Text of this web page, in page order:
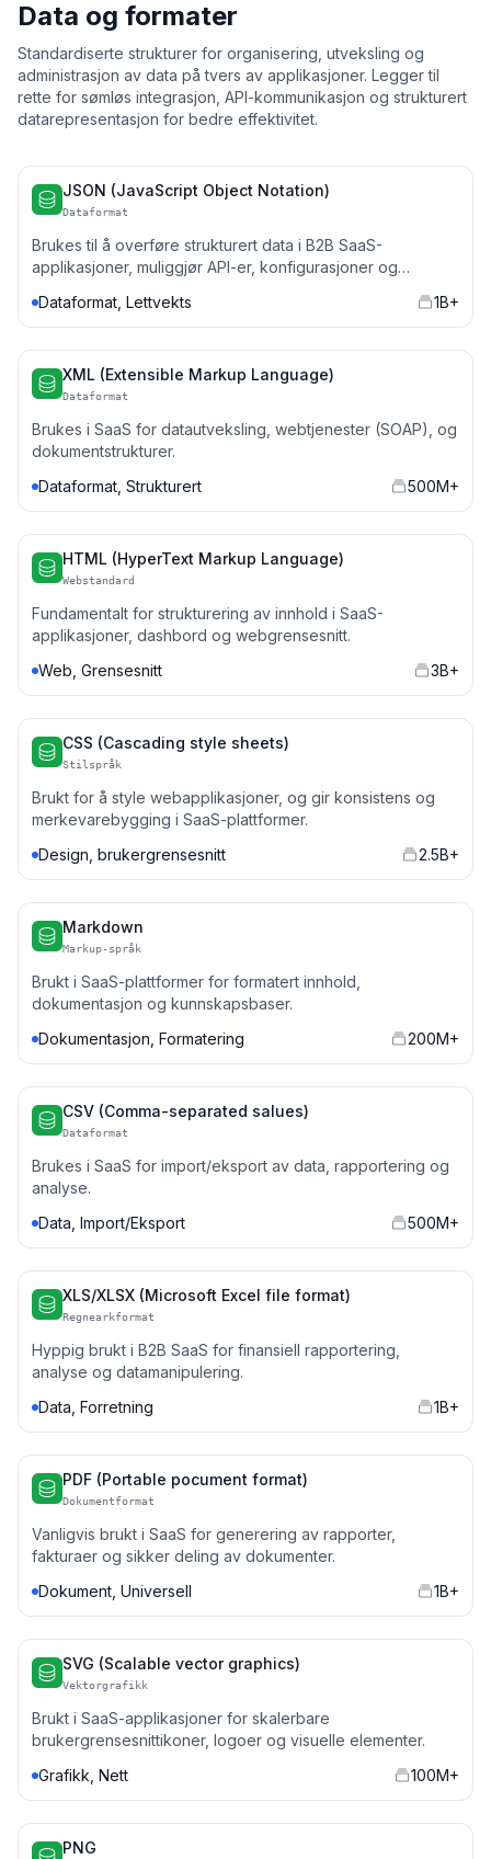
Data og formater
Standardiserte strukturer for organisering, utveksling og
administrasjon av data på tvers av applikasjoner. Legger til
rette for sømløs integrasjon, API-kommunikasjon og strukturert
datarepresentasjon for bedre effektivitet.
JSON (JavaScript Object Notation)
Dataformat
Brukes til å overføre strukturert data i B2B SaaS-
applikasjoner, muliggjør API-er, konfigurasjoner og
Dataformat, Lettvekts 1B+
XML (Extensible Markup Language)
Dataformat
Brukes i SaaS for datautveksling, webtjenester (SOAP), og
dokumentstrukturer.
Dataformat, Strukturert
500M+
HTML (HyperText Markup Language)
Webstandard
Fundamentalt for strukturering av innhold i SaaS-
applikasjoner, dashbord og webgrensesnitt.
Web, Grensesnitt
3B+
CSS (Cascading style sheets)
Stilspråk
Brukt for å style webapplikasjoner, og gir konsistens og
merkevarebygging i SaaS-plattformer.
Design, brukergrensesnitt
2.5B+
Markdown
Markup-språk
Brukt i SaaS-plattformer for formatert innhold,
dokumentasjon og kunnskapsbaser.
Dokumentasjon, Formatering
200M+
CSV (Comma-separated salues)
Dataformat
Brukes i SaaS for import/eksport av data, rapportering og
analyse.
Data, Import/Eksport
500M+
XLS/XLSX (Microsoft Excel file format)
Regnearkformat
Hyppig brukt i B2B SaaS for finansiell rapportering,
analyse og datamanipulering.
Data, Forretning
1B+
PDF (Portable pocument format)
Dokumentformat
Vanligvis brukt i SaaS for generering av rapporter,
fakturaer og sikker deling av dokumenter.
Dokument, Universell
1B+
SVG (Scalable vector graphics)
Vektorgrafikk
Brukt i SaaS-applikasjoner for skalerbare
brukergrensesnittikoner, logoer og visuelle elementer.
Grafikk, Nett
100M+
PNG